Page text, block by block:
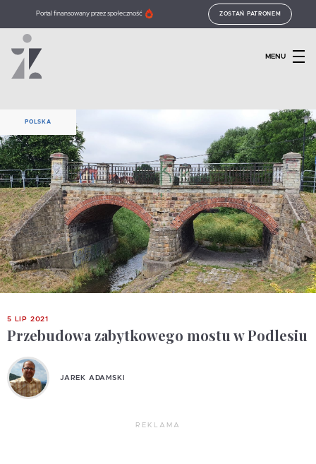
Portal finansowany przez społeczność ZOSTAŃ PATRONEM
MENU
POLSKA
5 LIP 2021
Przebudowa zabytkowego mostu w Podlesiu
JAREK ADAMSKI
REKLAMA